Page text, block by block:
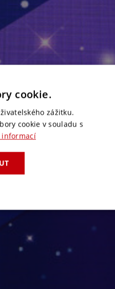
cookie.
zážitku.
cookie v souladu s
informací